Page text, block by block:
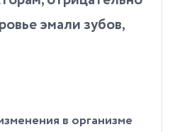
эмали зубов,
в организме